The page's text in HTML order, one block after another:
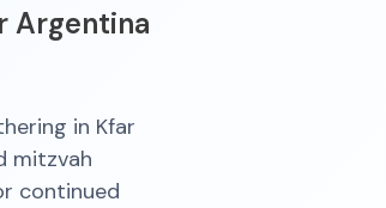
Argentina
in Kfar
mitzvah
continued